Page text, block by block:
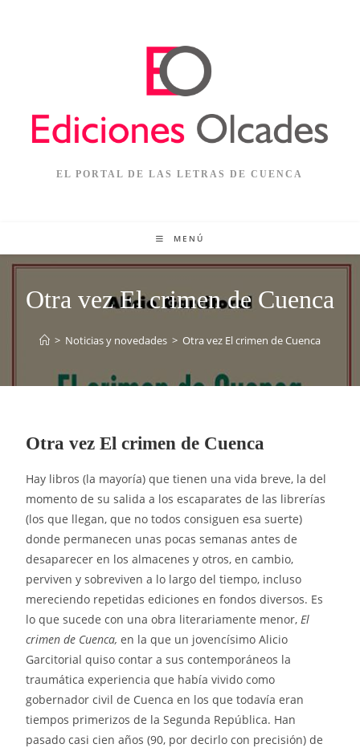
EL PORTAL DE LAS LETRAS DE CUENCA
MENÚ
Otra vez El crimen de Cuenca
> Noticias y novedades > Otra vez El crimen de Cuenca
Otra vez El crimen de Cuenca
Hay libros (la mayoría) que tienen una vida breve, la del
momento de su salida a los escaparates de las librerías
(los que llegan, que no todos consiguen esa suerte)
donde permanecen unas pocas semanas antes de
desaparecer en los almacenes y otros, en cambio,
perviven y sobreviven a lo largo del tiempo, incluso
mereciendo repetidas ediciones en fondos diversos. Es
lo que sucede con una obra literariamente menor,El
crimen de Cuenca,en la que un jovencísimo Alicio
Garcitorial quiso contar a sus contemporáneos la
traumática experiencia que había vivido como
gobernador civil de Cuenca en los que todavía eran
tiempos primerizos de la Segunda República. Han
pasado casi cien años (90, por decirlo con precisión) de